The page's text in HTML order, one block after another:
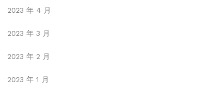
2023 年 4 月
2023 年 3 月
2023 年 2 月
2023 年 1 月